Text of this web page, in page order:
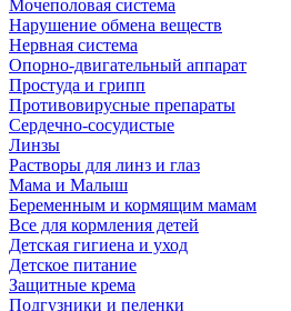
Мочеполовая система
Нарушение обмена веществ
Нервная система
Опорно-двигательный аппарат
Простуда и грипп
Противовирусные препараты
Сердечно-сосудистые
Линзы
Растворы для линз и глаз
Мама и Малыш
Беременным и кормящим мамам
Все для кормления детей
Детская гигиена и уход
Детское питание
Защитные крема
Подгузники и пеленки